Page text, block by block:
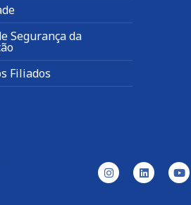
Segurança da
Filiados